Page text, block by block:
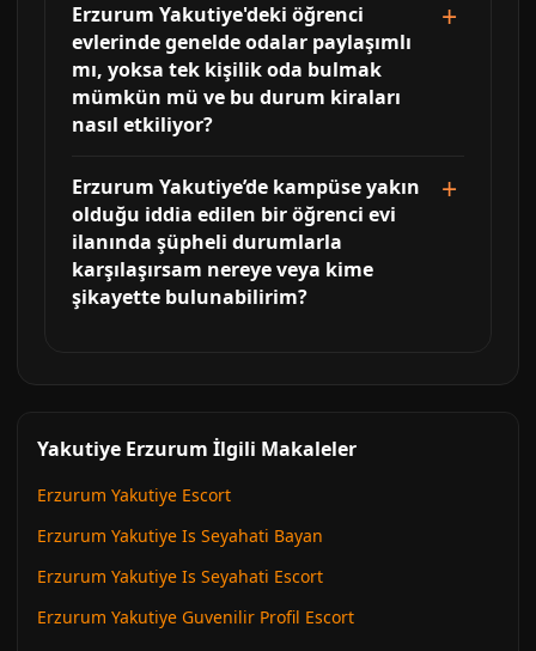
Erzurum Yakutiye'deki öğrenci
evlerinde genelde odalar paylaşımlı
mı, yoksa tek kişilik oda bulmak
mümkün mü ve bu durum kiraları
nasıl etkiliyor?
Erzurum Yakutiye’de kampüse yakın
olduğu iddia edilen bir öğrenci evi
ilanında şüpheli durumlarla
karşılaşırsam nereye veya kime
şikayette bulunabilirim?
Yakutiye Erzurum İlgili Makaleler
Erzurum Yakutiye Escort
Erzurum Yakutiye Is Seyahati Bayan
Erzurum Yakutiye Is Seyahati Escort
Erzurum Yakutiye Guvenilir Profil Escort